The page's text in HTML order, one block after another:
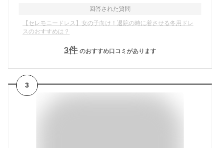
回答された質問
【セレモニードレス】女の子向け！退院の時に着させる冬用ドレ
スのおすすめは？
3件 のおすすめ口コミがあります
3